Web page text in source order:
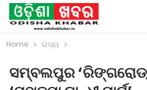
Home ରାଜ୍ୟ
ସମ୍ବଲପୁର